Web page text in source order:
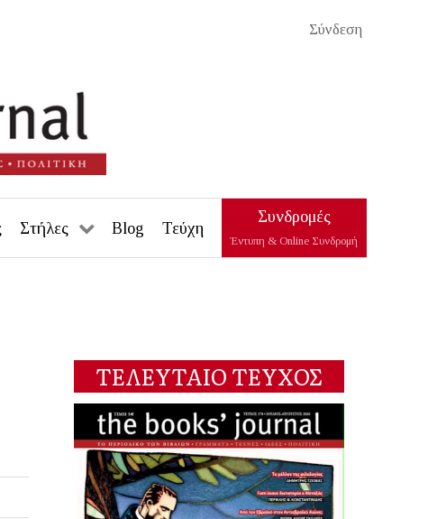
Σύνδεση
Στήλες Blog Τεύχη
Συνδρομές
Έντυπη & Online Συνδρομή
ΤΕΛΕΥΤΑΙΟ ΤΕΥΧΟΣ